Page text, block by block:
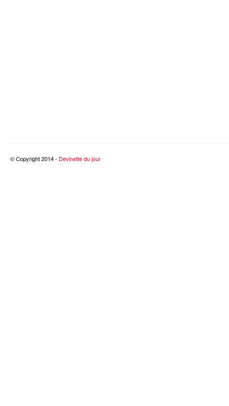
© Copyright 2014 - Devinette du jour